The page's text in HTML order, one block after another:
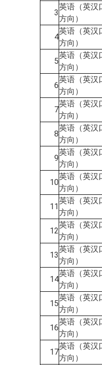
3
英语（英汉
方向）
4
英语（英汉
方向）
5
英语（英汉
方向）
6
英语（英汉
方向）
7
英语（英汉
方向）
8
英语（英汉
方向）
9
英语（英汉
方向）
10
英语（英汉
方向）
11
英语（英汉
方向）
12
英语（英汉
方向）
13
英语（英汉
方向）
14
英语（英汉
方向）
15
英语（英汉
方向）
16
英语（英汉
方向）
17
英语（英汉
方向）